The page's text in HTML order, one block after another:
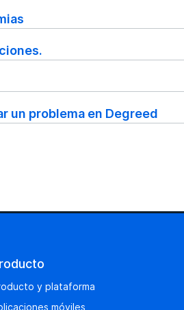
un problema en Degreed
y plataforma
móviles